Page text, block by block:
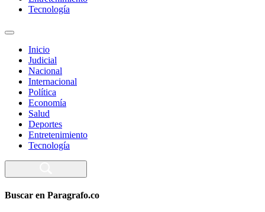
Tecnología
Inicio
Judicial
Nacional
Internacional
Política
Economía
Salud
Deportes
Entretenimiento
Tecnología
Buscar en Paragrafo.co